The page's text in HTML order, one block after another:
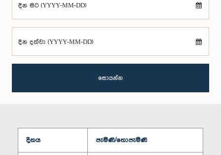
දින සිට (YYYY-MM-DD)
දින දක්වා (YYYY-MM-DD)
සොයන්න
දිනය පැමිණි/නොපැමිණි